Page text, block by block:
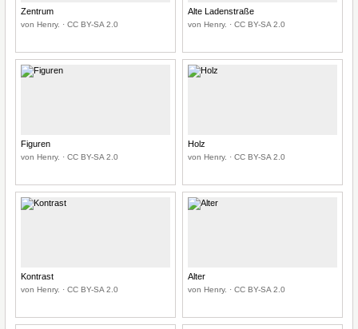
Zentrum
von Henry. · CC BY-SA 2.0
Alte Ladenstraße
von Henry. · CC BY-SA 2.0
Figuren
von Henry. · CC BY-SA 2.0
Holz
von Henry. · CC BY-SA 2.0
Kontrast
von Henry. · CC BY-SA 2.0
Alter
von Henry. · CC BY-SA 2.0